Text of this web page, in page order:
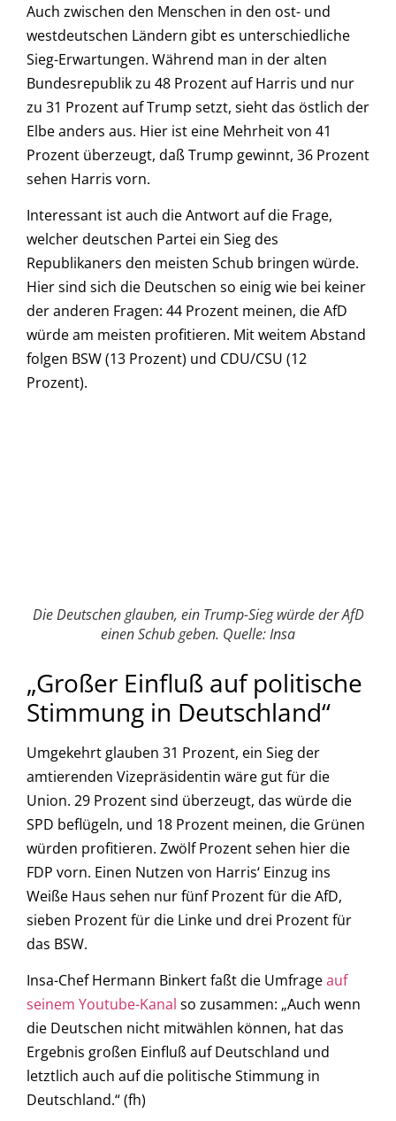
Auch zwischen den Menschen in den ost- und
westdeutschen Ländern gibt es unterschiedliche
Sieg-Erwartungen. Während man in der alten
Bundesrepublik zu 48 Prozent auf Harris und nur
zu 31 Prozent auf Trump setzt, sieht das östlich der
Elbe anders aus. Hier ist eine Mehrheit von 41
Prozent überzeugt, daß Trump gewinnt, 36 Prozent
sehen Harris vorn.
Interessant ist auch die Antwort auf die Frage,
welcher deutschen Partei ein Sieg des
Republikaners den meisten Schub bringen würde.
Hier sind sich die Deutschen so einig wie bei keiner
der anderen Fragen: 44 Prozent meinen, die AfD
würde am meisten profitieren. Mit weitem Abstand
folgen BSW (13 Prozent) und CDU/CSU (12
Prozent).
Die Deutschen glauben, ein Trump-Sieg würde der AfD
einen Schub geben. Quelle: Insa
„Großer Einfluß auf politische
Stimmung in Deutschland“
Umgekehrt glauben 31 Prozent, ein Sieg der
amtierenden Vizepräsidentin wäre gut für die
Union. 29 Prozent sind überzeugt, das würde die
SPD beflügeln, und 18 Prozent meinen, die Grünen
würden profitieren. Zwölf Prozent sehen hier die
FDP vorn. Einen Nutzen von Harris‘ Einzug ins
Weiße Haus sehen nur fünf Prozent für die AfD,
sieben Prozent für die Linke und drei Prozent für
das BSW.
Insa-Chef Hermann Binkert faßt die Umfrageauf
seinem Youtube-Kanal so zusammen: „Auch wenn
die Deutschen nicht mitwählen können, hat das
Ergebnis großen Einfluß auf Deutschland und
letztlich auch auf die politische Stimmung in
Deutschland.“ (fh)